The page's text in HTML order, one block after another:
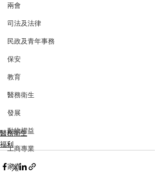
兩會
司法及法律
民政及青年事務
保安
教育
醫務衛生
發展
動物權益
工商專業
家庭
醫務衛生
福利